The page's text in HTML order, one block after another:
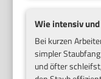
Wie intensiv
Bei kurzen
simpler
und öfter